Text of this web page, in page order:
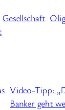
Gesellschaft
Video-Tipp:
Banker geht